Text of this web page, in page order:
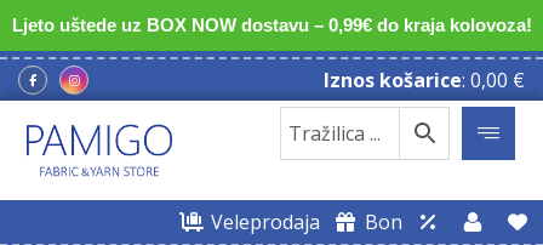
Ljeto uštede uz BOX NOW dostavu – 0,99€ do kraja kolovoza!
Iznos košarice: 0,00 €
Veleprodaja Bon